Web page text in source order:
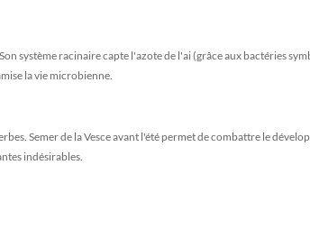
système racinaire capte l'azote de l'ai (grâce aux bactéries
la vie microbienne.
Semer de la Vesce avant l'été permet de combattre le
indésirables.